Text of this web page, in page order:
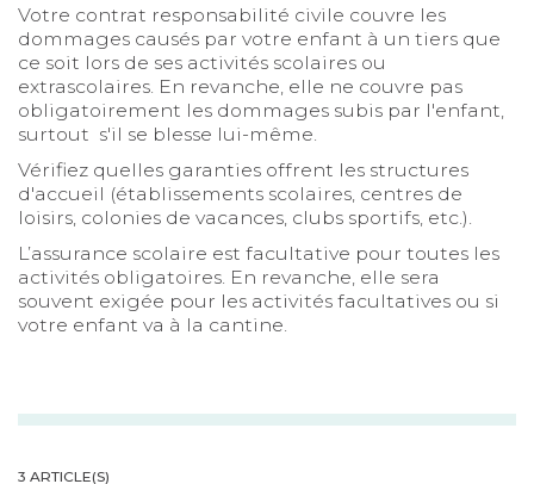
Votre contrat responsabilité civile couvre les
dommages causés par votre enfant à un tiers que
ce soit lors de ses activités scolaires ou
extrascolaires. En revanche, elle ne couvre pas
obligatoirement les dommages subis par l'enfant,
surtout s'il se blesse lui-même.
Vérifiez quelles garanties offrent les structures
d'accueil (établissements scolaires, centres de
loisirs, colonies de vacances, clubs sportifs, etc.).
L’assurance scolaire est facultative pour toutes les
activités obligatoires. En revanche, elle sera
souvent exigée pour les activités facultatives ou si
votre enfant va à la cantine.
3 ARTICLE(S)